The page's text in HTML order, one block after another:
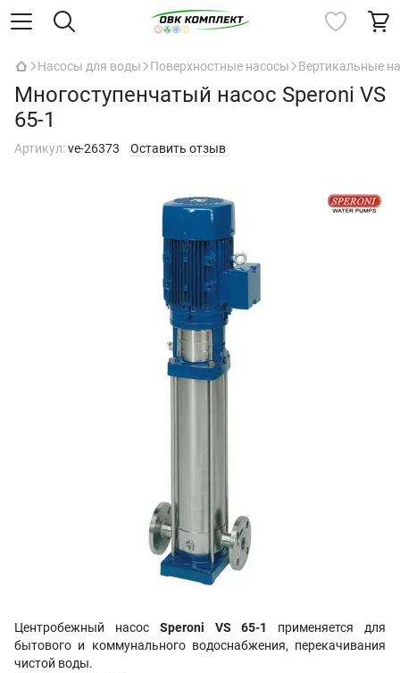
Насосы для воды Поверхностные насосы Вертикальные
Многоступенчатый насос Speroni VS
65-1
Артикул:ve-26373 Оставить отзыв
Центробежный насос Speroni VS 65-1 применяется для
бытового и коммунального водоснабжения, перекачивания
чистой воды.